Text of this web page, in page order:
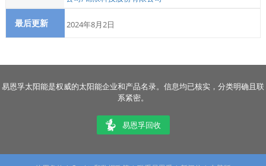
最后更新 2024年8月2日
易恩孚太阳能是权威的太阳能企业和产品名录。信息均已核实，分类明确且联
系紧密。
易恩孚回收